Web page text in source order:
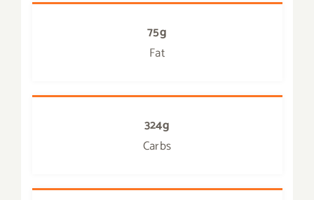
75g
Fat
324g
Carbs